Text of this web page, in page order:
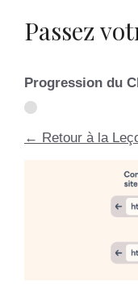
Passez
Progression du
← Retour à la